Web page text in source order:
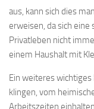
aus, kann sich dies
erweisen, da sich
Privatleben nicht
einem Haushalt mit
Ein weiteres
klingen, vom
Arbeitszeiten